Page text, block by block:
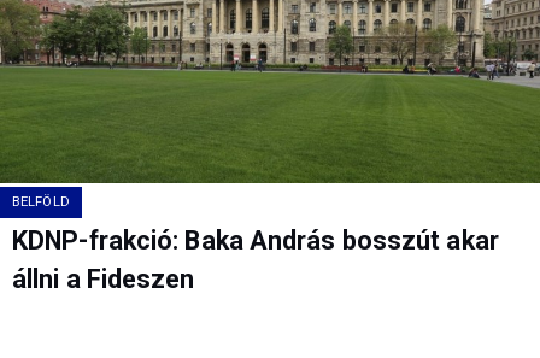
BELFÖLD
KDNP-frakció: Baka András bosszút akar
állni a Fideszen